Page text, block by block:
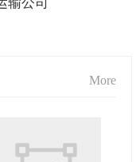
输公司
More